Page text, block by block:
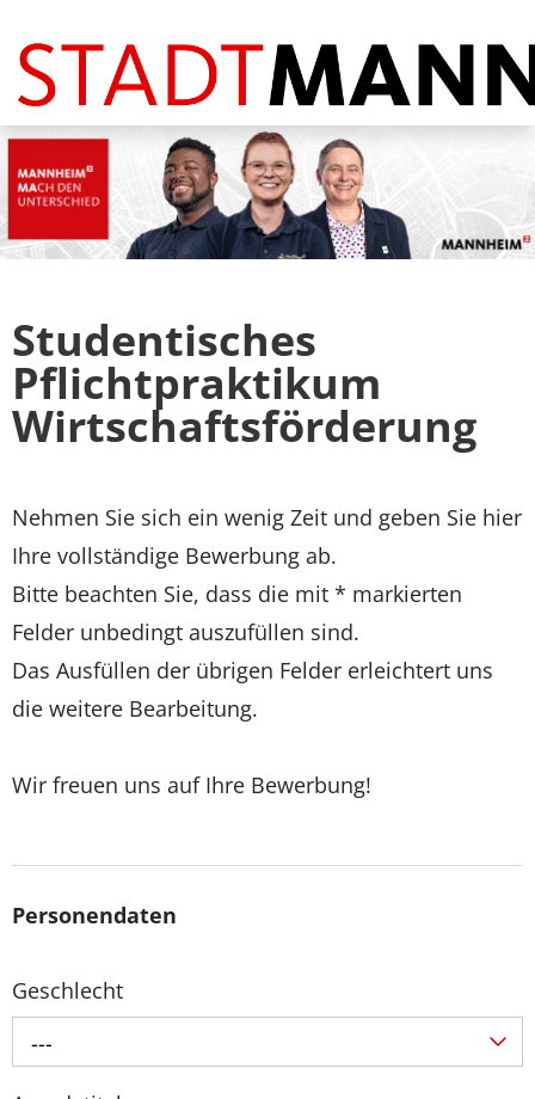
Stellenangebote
Studentisches
Pflichtpraktikum
Wirtschaftsförderung
Nehmen Sie sich ein wenig Zeit und geben Sie hier
Ihre vollständige Bewerbung ab.
Bitte beachten Sie, dass die mit * markierten
Felder unbedingt auszufüllen sind.
Das Ausfüllen der übrigen Felder erleichtert uns
die weitere Bearbeitung.
Wir freuen uns auf Ihre Bewerbung!
Personendaten
Geschlecht
---